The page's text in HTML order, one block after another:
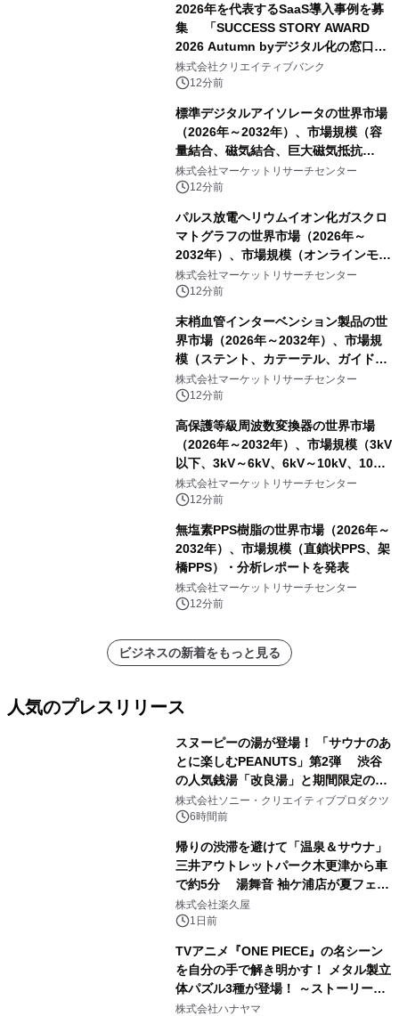
2026年を代表するSaaS導入事例を募
集 「SUCCESS STORY AWARD
2026 Autumn byデジタル化の窓口」
開催
株式会社クリエイティブバンク
12分前
標準デジタルアイソレータの世界市場
（2026年～2032年）、市場規模（容
量結合、磁気結合、巨大磁気抵抗
（GMR））・分析レポートを発表
株式会社マーケットリサーチセンター
12分前
パルス放電ヘリウムイオン化ガスクロ
マトグラフの世界市場（2026年～
2032年）、市場規模（オンラインモニ
タリング型、ラボラトリー型）・分析
レポートを発表
株式会社マーケットリサーチセンター
12分前
末梢血管インターベンション製品の世
界市場（2026年～2032年）、市場規
模（ステント、カテーテル、ガイドワ
イヤー、シース、下大静脈フィルタ
ー、その他）・分析レポートを発表
株式会社マーケットリサーチセンター
12分前
高保護等級周波数変換器の世界市場
（2026年～2032年）、市場規模（3kV
以下、3kV～6kV、6kV～10kV、10kV
超）・分析レポートを発表
株式会社マーケットリサーチセンター
12分前
無塩素PPS樹脂の世界市場（2026年～
2032年）、市場規模（直鎖状PPS、架
橋PPS）・分析レポートを発表
株式会社マーケットリサーチセンター
12分前
ビジネスの新着をもっと見る
人気のプレスリリース
スヌーピーの湯が登場！ 「サウナのあ
とに楽しむPEANUTS」第2弾 渋谷
の人気銭湯「改良湯」と期間限定のコ
ラボレーション サウナイキタイコラ
ボグッズも発売決定！
株式会社ソニー・クリエイティブプロダクツ
6時間前
帰りの渋滞を避けて「温泉＆サウナ」
三井アウトレットパーク木更津から車
で約5分 湯舞音 袖ケ浦店が夏フェア
メニューを提供
株式会社楽久屋
1日前
TVアニメ『ONE PIECE』の名シーン
を自分の手で解き明かす！ メタル製立
体パズル3種が登場！ ～ストーリーと
ギミックが融合した 大人の体験型パズ
株式会社ハナヤマ